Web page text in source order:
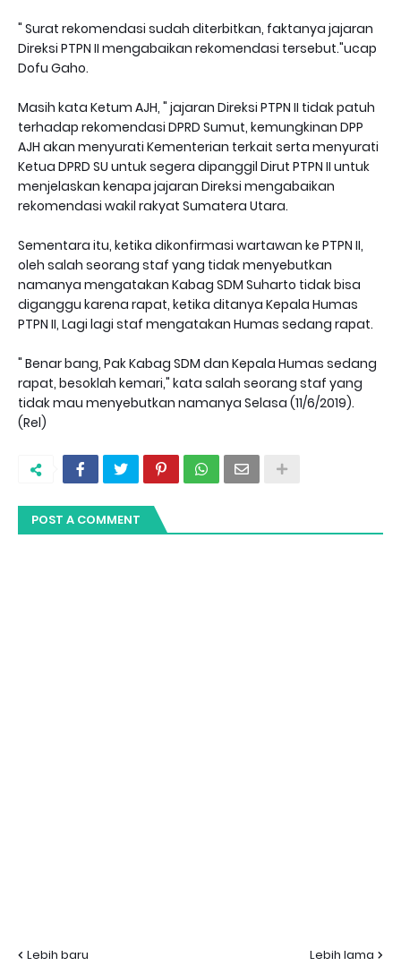
" Surat rekomendasi sudah diterbitkan, faktanya jajaran
Direksi PTPN II mengabaikan rekomendasi tersebut."ucap
Dofu Gaho.
Masih kata Ketum AJH, " jajaran Direksi PTPN II tidak patuh
terhadap rekomendasi DPRD Sumut, kemungkinan DPP
AJH akan menyurati Kementerian terkait serta menyurati
Ketua DPRD SU untuk segera dipanggil Dirut PTPN II untuk
menjelaskan kenapa jajaran Direksi mengabaikan
rekomendasi wakil rakyat Sumatera Utara.
Sementara itu, ketika dikonfirmasi wartawan ke PTPN II,
oleh salah seorang staf yang tidak menyebutkan
namanya mengatakan Kabag SDM Suharto tidak bisa
diganggu karena rapat, ketika ditanya Kepala Humas
PTPN II, Lagi lagi staf mengatakan Humas sedang rapat.
" Benar bang, Pak Kabag SDM dan Kepala Humas sedang
rapat, besoklah kemari," kata salah seorang staf yang
tidak mau menyebutkan namanya Selasa (11/6/2019).
(Rel)
POST A COMMENT
Lebih baru Lebih lama